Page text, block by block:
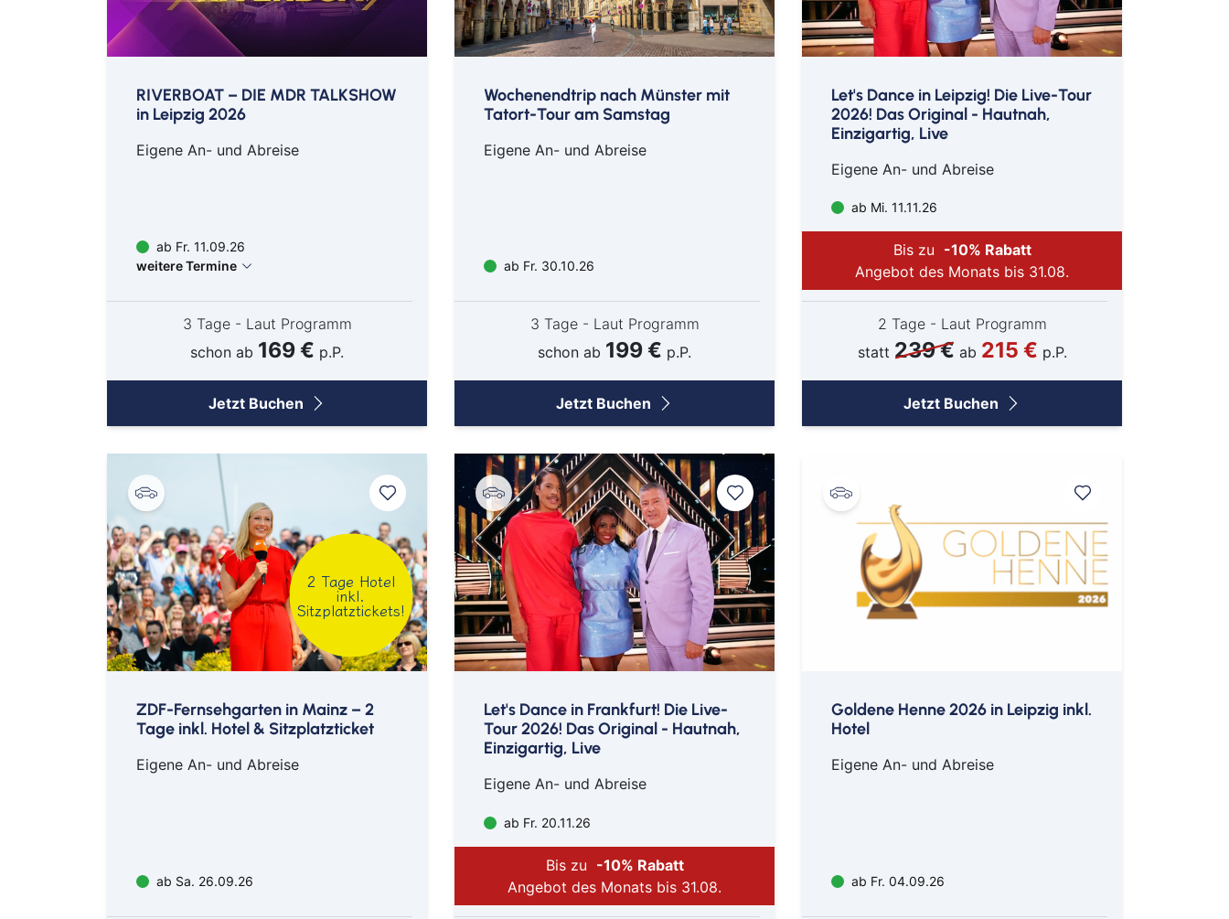
Goch
Hamm
Haßfurt
Herbolzheim
Ingolstadt
Mainz
Müllheim
Neuenburg am Rhein
Osnabrück
Saarbrücken
Saarlouis
Schwandorf
Siegenburg
RIVERBOAT – DIE MDR TALKSHOW
in Leipzig 2026
Eigene An- und Abreise
ab Fr. 11.09.26
weitere Termine
3 Tage - Laut Programm
schon ab 169 € p.P.
Jetzt Buchen
Wochenendtrip nach Münster mit
Tatort-Tour am Samstag
Eigene An- und Abreise
ab Fr. 30.10.26
3 Tage - Laut Programm
schon ab 199 € p.P.
Jetzt Buchen
Let's Dance in Leipzig! Die Live-Tour
2026! Das Original - Hautnah,
Einzigartig, Live
Eigene An- und Abreise
ab Mi. 11.11.26
Bis zu -10% Rabatt
Angebot des Monats bis 31.08.
2 Tage - Laut Programm
statt 239 € ab 215 € p.P.
Jetzt Buchen
2 Tage Hotel
inkl.
Sitzplatztickets!
ZDF-Fernsehgarten in Mainz – 2
Tage inkl. Hotel & Sitzplatzticket
Eigene An- und Abreise
ab Sa. 26.09.26
Let's Dance in Frankfurt! Die Live-
Tour 2026! Das Original - Hautnah,
Einzigartig, Live
Eigene An- und Abreise
ab Fr. 20.11.26
Bis zu -10% Rabatt
Angebot des Monats bis 31.08.
Goldene Henne 2026 in Leipzig inkl.
Hotel
Eigene An- und Abreise
ab Fr. 04.09.26